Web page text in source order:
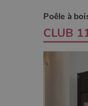
Poêle à
CLUB